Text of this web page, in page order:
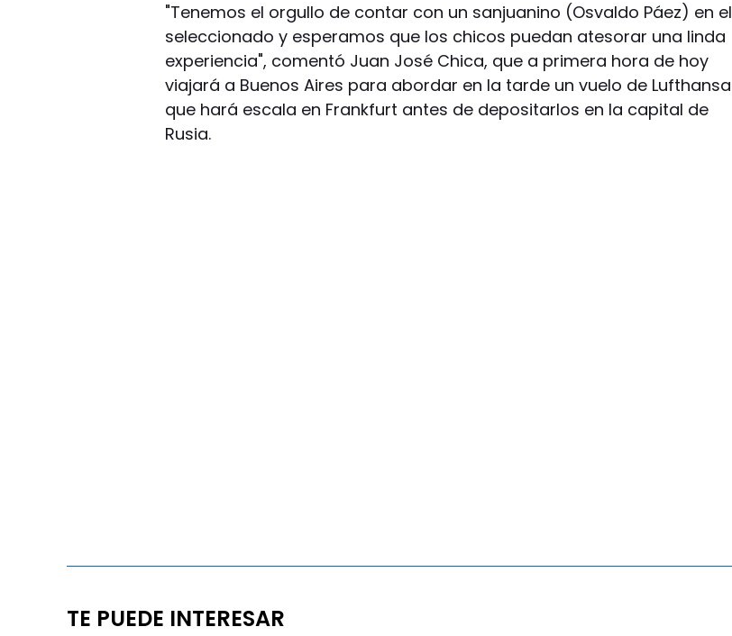
"Tenemos el orgullo de contar con un sanjuanino (Osvaldo Páez) en el
seleccionado y esperamos que los chicos puedan atesorar una linda
experiencia", comentó Juan José Chica, que a primera hora de hoy
viajará a Buenos Aires para abordar en la tarde un vuelo de Lufthansa
que hará escala en Frankfurt antes de depositarlos en la capital de
Rusia.
TE PUEDE INTERESAR